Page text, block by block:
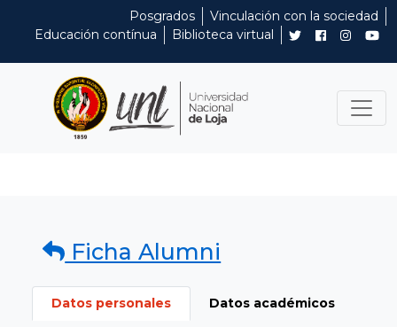
Posgrados
Vinculación con la sociedad
Educación contínua
Biblioteca virtual
Ficha Alumni
Datos personales Datos académicos